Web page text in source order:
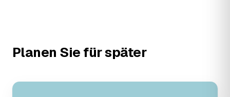
Planen Sie für später